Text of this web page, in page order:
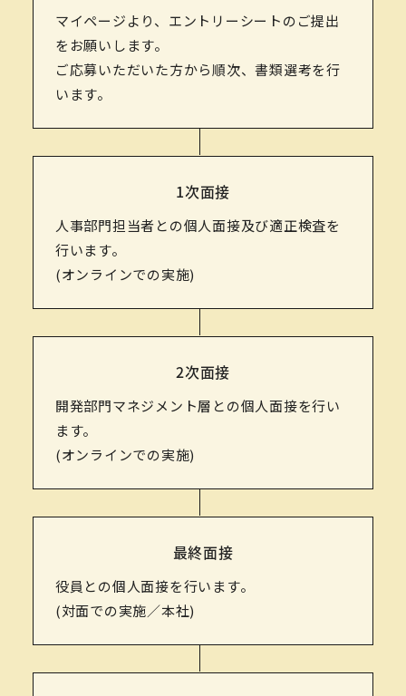
マイページより、エントリーシートのご提出
をお願いします。
ご応募いただいた方から順次、書類選考を行
います。
1次面接
人事部門担当者との個人面接及び適正検査を
行います。
(オンラインでの実施)
2次面接
開発部門マネジメント層との個人面接を行い
ます。
(オンラインでの実施)
最終面接
役員との個人面接を行います。
(対面での実施／本社)